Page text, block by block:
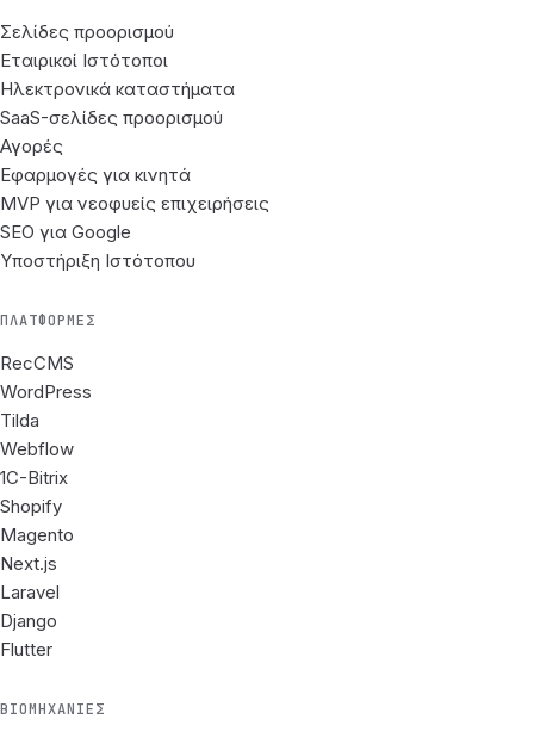
Σελίδες προορισμού
Εταιρικοί Ιστότοποι
Ηλεκτρονικά καταστήματα
SaaS-σελίδες προορισμού
Αγορές
Εφαρμογές για κινητά
MVP για νεοφυείς επιχειρήσεις
SEO για Google
Υποστήριξη Ιστότοπου
ΠΛΑΤΦΌΡΜΕΣ
RecCMS
WordPress
Tilda
Webflow
1C-Bitrix
Shopify
Magento
Next.js
Laravel
Django
Flutter
ΒΙΟΜΗΧΑΝΊΕΣ